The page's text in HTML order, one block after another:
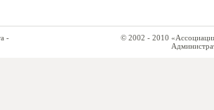
-
© 2002 - 2010 «Ассоциация